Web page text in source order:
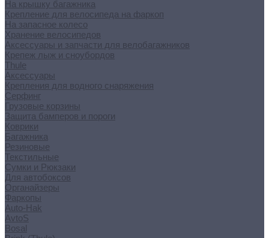
На крышку багажника
Крепление для велосипеда на фаркоп
На запасное колесо
Хранение велосипедов
Аксессуары и запчасти для велобагажников
Крепеж лыж и сноубордов
Thule
Аксессуары
Крепления для водного снаряжения
Серфинг
Грузовые корзины
Защита бамперов и пороги
Коврики
Багажника
Резиновые
Текстильные
Сумки и Рюкзаки
Для автобоксов
Органайзеры
Фаркопы
Auto-Hak
AvtoS
Bosal